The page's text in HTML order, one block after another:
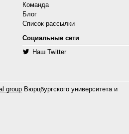
Команда
Блог
Список рассылки
Социальные сети
Наш Twitter
group Вюрцбургского университета и